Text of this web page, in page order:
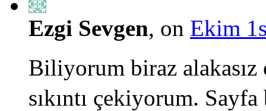
Ezgi Sevgen, on Ekim
Biliyorum biraz alakasız
sıkıntı çekiyorum. Sayfa